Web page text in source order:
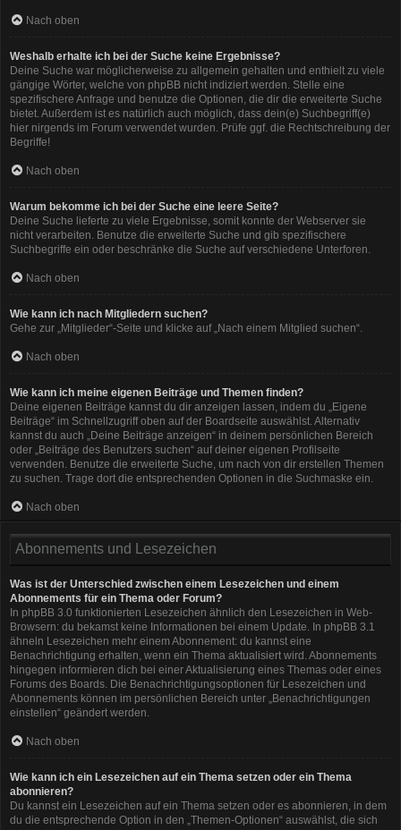
Nach oben
Weshalb erhalte ich bei der Suche keine Ergebnisse?
Deine Suche war möglicherweise zu allgemein gehalten und enthielt zu viele
gängige Wörter, welche von phpBB nicht indiziert werden. Stelle eine
spezifischere Anfrage und benutze die Optionen, die dir die erweiterte Suche
bietet. Außerdem ist es natürlich auch möglich, dass dein(e) Suchbegriff(e)
hier nirgends im Forum verwendet wurden. Prüfe ggf. die Rechtschreibung der
Begriffe!
Nach oben
Warum bekomme ich bei der Suche eine leere Seite?
Deine Suche lieferte zu viele Ergebnisse, somit konnte der Webserver sie
nicht verarbeiten. Benutze die erweiterte Suche und gib spezifischere
Suchbegriffe ein oder beschränke die Suche auf verschiedene Unterforen.
Nach oben
Wie kann ich nach Mitgliedern suchen?
Gehe zur „Mitglieder“-Seite und klicke auf „Nach einem Mitglied suchen“.
Nach oben
Wie kann ich meine eigenen Beiträge und Themen finden?
Deine eigenen Beiträge kannst du dir anzeigen lassen, indem du „Eigene
Beiträge“ im Schnellzugriff oben auf der Boardseite auswählst. Alternativ
kannst du auch „Deine Beiträge anzeigen“ in deinem persönlichen Bereich
oder „Beiträge des Benutzers suchen“ auf deiner eigenen Profilseite
verwenden. Benutze die erweiterte Suche, um nach von dir erstellen Themen
zu suchen. Trage dort die entsprechenden Optionen in die Suchmaske ein.
Nach oben
Abonnements und Lesezeichen
Was ist der Unterschied zwischen einem Lesezeichen und einem
Abonnements für ein Thema oder Forum?
In phpBB 3.0 funktionierten Lesezeichen ähnlich den Lesezeichen in Web-
Browsern: du bekamst keine Informationen bei einem Update. In phpBB 3.1
ähneln Lesezeichen mehr einem Abonnement: du kannst eine
Benachrichtigung erhalten, wenn ein Thema aktualisiert wird. Abonnements
hingegen informieren dich bei einer Aktualisierung eines Themas oder eines
Forums des Boards. Die Benachrichtigungsoptionen für Lesezeichen und
Abonnements können im persönlichen Bereich unter „Benachrichtigungen
einstellen“ geändert werden.
Nach oben
Wie kann ich ein Lesezeichen auf ein Thema setzen oder ein Thema
abonnieren?
Du kannst ein Lesezeichen auf ein Thema setzen oder es abonnieren, in dem
du die entsprechende Option in den „Themen-Optionen“ auswählst, die sich